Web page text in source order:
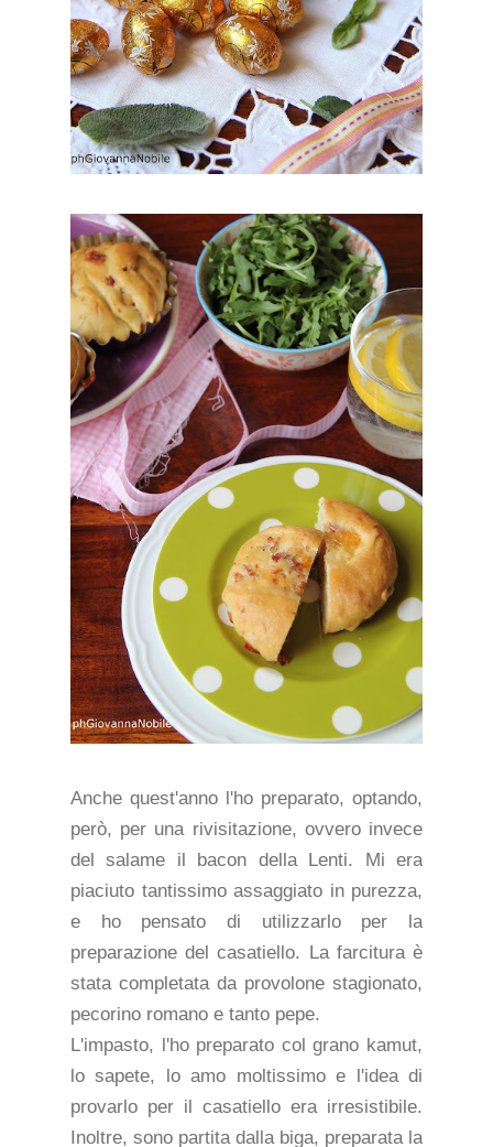
Anche quest'anno l'ho preparato, optando,
però, per una rivisitazione, ovvero invece
del salame il bacon della Lenti. Mi era
piaciuto tantissimo assaggiato in purezza,
e ho pensato di utilizzarlo per la
preparazione del casatiello. La farcitura è
stata completata da provolone stagionato,
pecorino romano e tanto pepe.
L'impasto, l'ho preparato col grano kamut,
lo sapete, lo amo moltissimo e l'idea di
provarlo per il casatiello era irresistibile.
Inoltre, sono partita dalla biga, preparata la